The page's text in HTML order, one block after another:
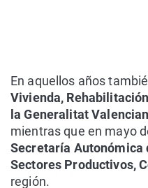
En aquellos años
Vivienda,
la Generalitat
mientras que en mayo
Secretaría Autonómica
Sectores Productivos,
región.